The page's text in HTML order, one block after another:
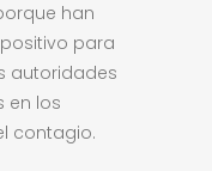
han
para
autoridades
en los
contagio.